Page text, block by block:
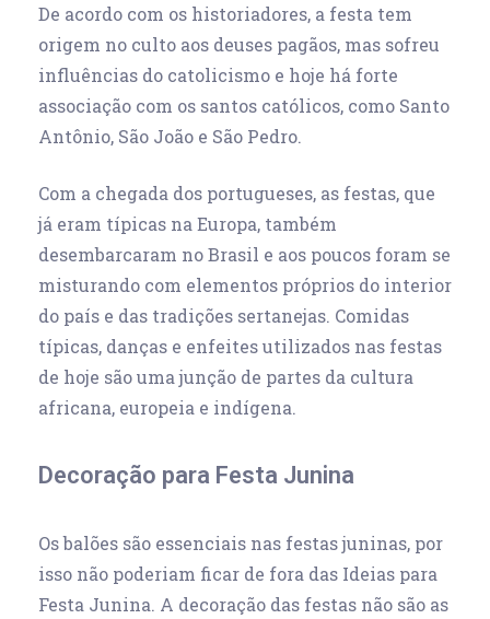
De acordo com os historiadores, a festa tem
origem no culto aos deuses pagãos, mas sofreu
influências do catolicismo e hoje há forte
associação com os santos católicos, como Santo
Antônio, São João e São Pedro.
Com a chegada dos portugueses, as festas, que
já eram típicas na Europa, também
desembarcaram no Brasil e aos poucos foram se
misturando com elementos próprios do interior
do país e das tradições sertanejas. Comidas
típicas, danças e enfeites utilizados nas festas
de hoje são uma junção de partes da cultura
africana, europeia e indígena.
Decoração para Festa Junina
Os balões são essenciais nas festas juninas, por
isso não poderiam ficar de fora das Ideias para
Festa Junina. A decoração das festas não são as